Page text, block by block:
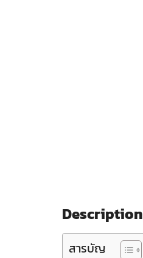
Description
สารบัญ